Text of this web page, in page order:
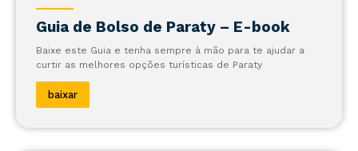
Guia de Bolso de Paraty – E-book
Baixe este Guia e tenha sempre à mão para te ajudar a
curtir as melhores opções turísticas de Paraty
baixar